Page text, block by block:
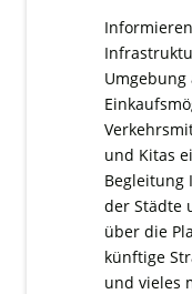
und Kitas
Begleitung
der Städte
über die
künftige
und vieles